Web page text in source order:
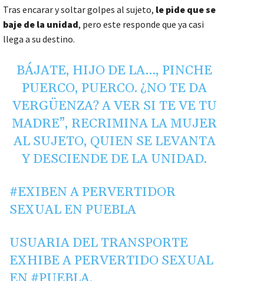
Tras encarar y soltar golpes al sujeto, le pide que se
baje de la unidad, pero este responde que ya casi
llega a su destino.
BÁJATE, HIJO DE LA…, PINCHE
PUERCO, PUERCO. ¿NO TE DA
VERGÜENZA? A VER SI TE VE TU
MADRE”, RECRIMINA LA MUJER
AL SUJETO, QUIEN SE LEVANTA
Y DESCIENDE DE LA UNIDAD.
#EXIBENA PERVERTIDOR
SEXUAL EN PUEBLA
USUARIA DEL TRANSPORTE
EXHIBE A PERVERTIDO SEXUAL